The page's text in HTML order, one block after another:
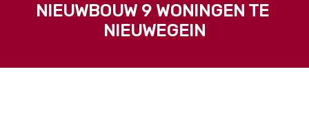
NIEUWBOUW 9 WONINGEN TE
NIEUWEGEIN